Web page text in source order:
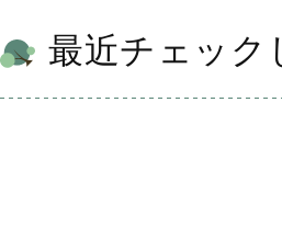
最近チェック